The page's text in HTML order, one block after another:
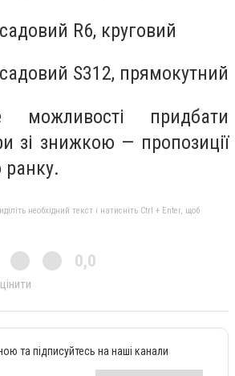
R6, круговий
S312, прямокутний
можливості придбати
зі знижкою — пропозиції
необхідний текст і натисніть Ctrl + Enter, щоб
0,0
та підписуйтесь на наші канали